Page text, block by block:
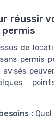
réussir
permis
de
permis
avisés
:Quel